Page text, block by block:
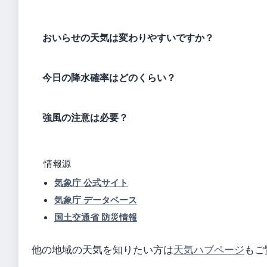
おいらせの天気は変わりやすいですか？
今日の降水確率はどのくらい？
強風の注意は必要？
情報源
気象庁 公式サイト
気象庁 データベース
国土交通省 防災情報
他の地域の天気を知りたい方は天気ハブページもご